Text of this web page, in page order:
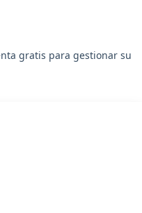
gratis para gestionar su